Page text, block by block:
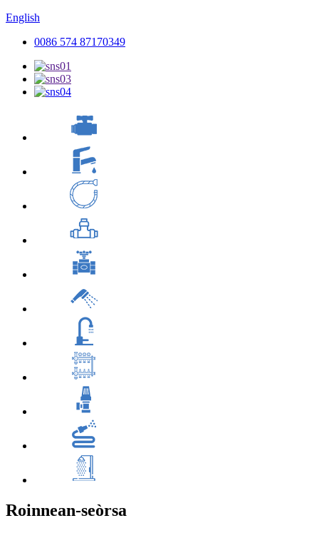
English
0086 574 87170349
Roinnean-seòrsa